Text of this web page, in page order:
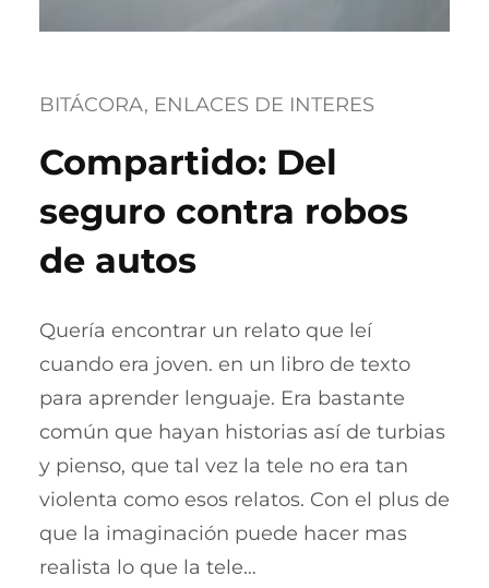
BITÁCORA, ENLACES DE INTERES
Compartido: Del
seguro contra robos
de autos
Quería encontrar un relato que leí
cuando era joven. en un libro de texto
para aprender lenguaje. Era bastante
común que hayan historias así de turbias
y pienso, que tal vez la tele no era tan
violenta como esos relatos. Con el plus de
que la imaginación puede hacer mas
realista lo que la tele…